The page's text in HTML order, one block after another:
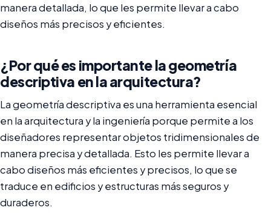
manera detallada, lo que les permite llevar a cabo
diseños más precisos y eficientes.
¿Por qué es importante la geometría
descriptiva en la arquitectura?
La geometría descriptiva es una herramienta esencial
en la arquitectura y la ingeniería porque permite a los
diseñadores representar objetos tridimensionales de
manera precisa y detallada. Esto les permite llevar a
cabo diseños más eficientes y precisos, lo que se
traduce en edificios y estructuras más seguros y
duraderos.